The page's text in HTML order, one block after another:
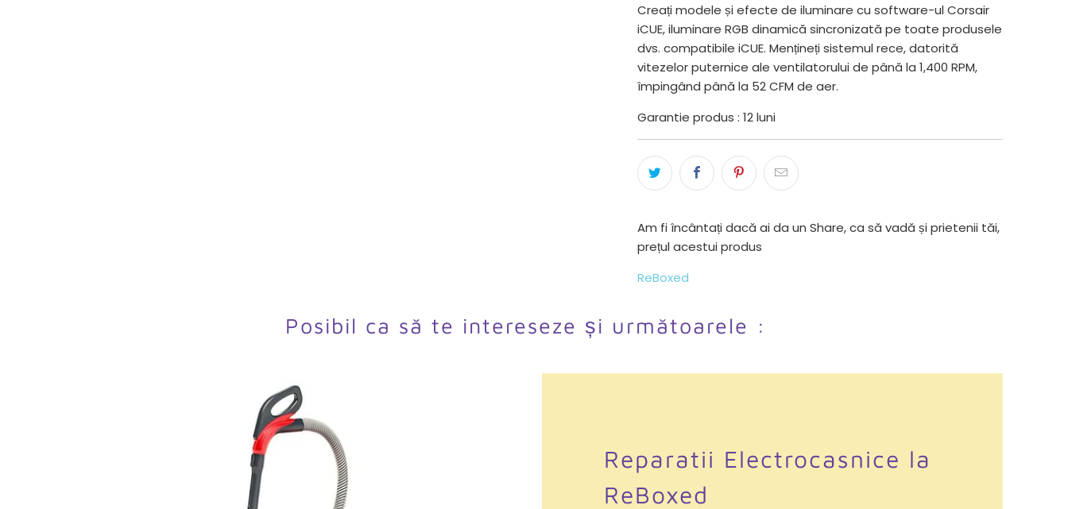
Creați modele și efecte de iluminare cu software-ul Corsair
iCUE, iluminare RGB dinamică sincronizată pe toate produsele
dvs. compatibile iCUE. Mențineți sistemul rece, datorită
vitezelor puternice ale ventilatorului de până la 1,400 RPM,
împingând până la 52 CFM de aer.
Garantie produs : 12 luni
Am fi încântați dacă ai da un Share, ca să vadă și prietenii tăi,
prețul acestui produs
ReBoxed
Posibil ca să te intereseze și următoarele :
Reparatii Electrocasnice la
ReBoxed